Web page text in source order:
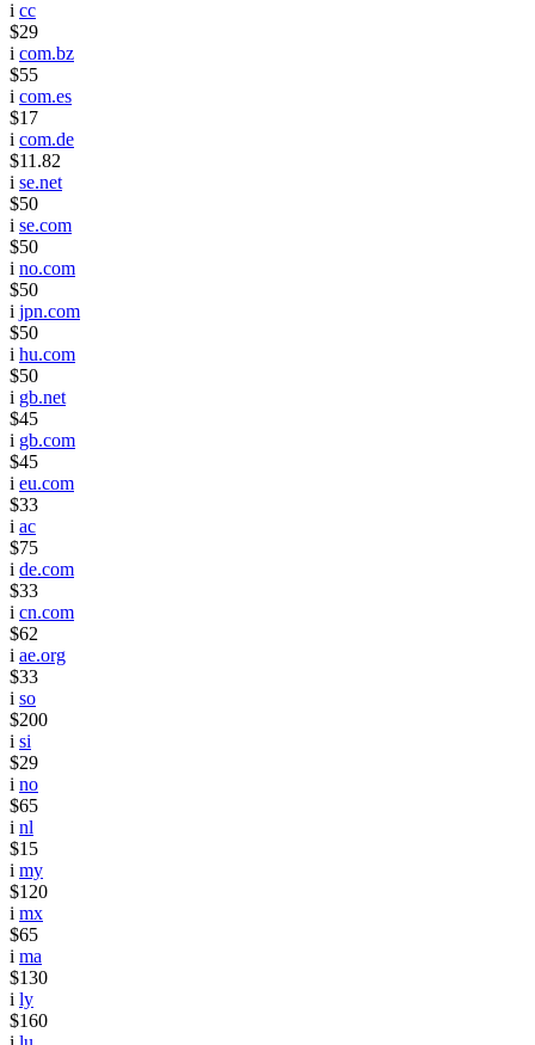
i cc
$29
i com.bz
$55
i com.es
$17
i com.de
$11.82
i se.net
$50
i se.com
$50
i no.com
$50
i jpn.com
$50
i hu.com
$50
i gb.net
$45
i gb.com
$45
i eu.com
$33
i ac
$75
i de.com
$33
i cn.com
$62
i ae.org
$33
i so
$200
i si
$29
i no
$65
i nl
$15
i my
$120
i mx
$65
i ma
$130
i ly
$160